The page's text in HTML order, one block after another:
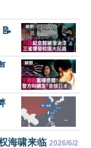
📝
海啸来临 2026/6/2